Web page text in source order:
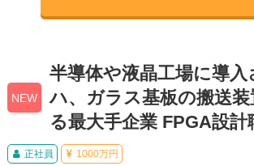
NEW
半導体や液晶工場に導
ハ、ガラス基板の搬送
る最大手企業 FPGA設計
正社員 1000万円